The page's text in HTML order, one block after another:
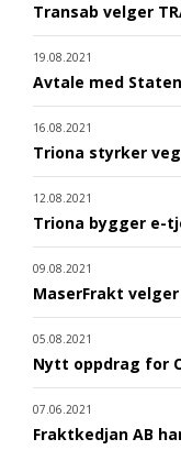
Transab velger
19.08.2021
Avtale med
16.08.2021
Triona styrker
12.08.2021
Triona bygger e-
09.08.2021
MaserFrakt velger
05.08.2021
Nytt oppdrag for
07.06.2021
Fraktkedjan AB